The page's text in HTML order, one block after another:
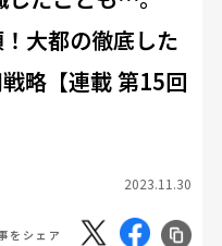
大都の徹底した
略【連載 第15回
2023.11.30
をシェア